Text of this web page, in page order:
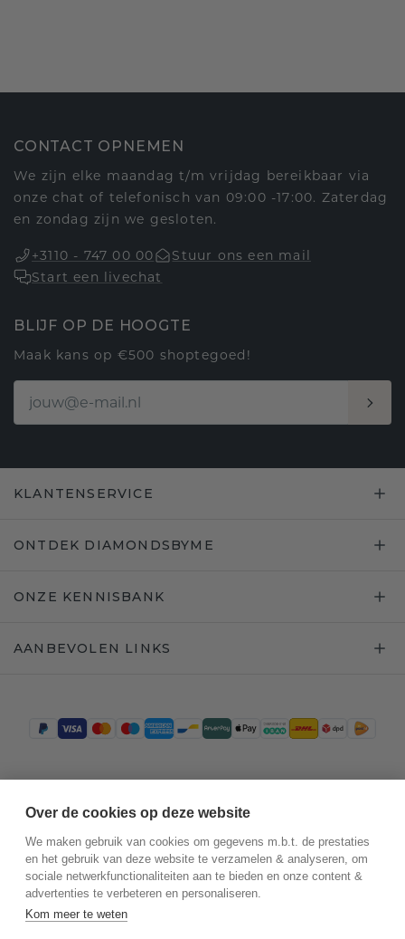
CONTACT OPNEMEN
We zijn elke maandag t/m vrijdag bereikbaar via
onze chat of telefonisch van 09:00 -17:00. Zaterdag
en zondag zijn we gesloten.
+3110 - 747 00 00
Stuur ons een mail
Start een livechat
BLIJF OP DE HOOGTE
Maak kans op €500 shoptegoed!
KLANTENSERVICE
ONTDEK DIAMONDSBYME
ONZE KENNISBANK
AANBEVOLEN LINKS
Over de cookies op deze website
We maken gebruik van cookies om gegevens m.b.t. de prestaties
en het gebruik van deze website te verzamelen & analyseren, om
sociale netwerkfunctionaliteiten aan te bieden en onze content &
advertenties te verbeteren en personaliseren.
Kom meer te weten